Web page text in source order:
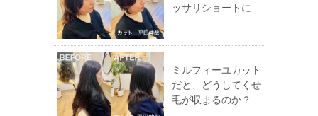
ッサリショートに
ミルフィーユカット
だと、どうしてくせ
毛が収まるのか？